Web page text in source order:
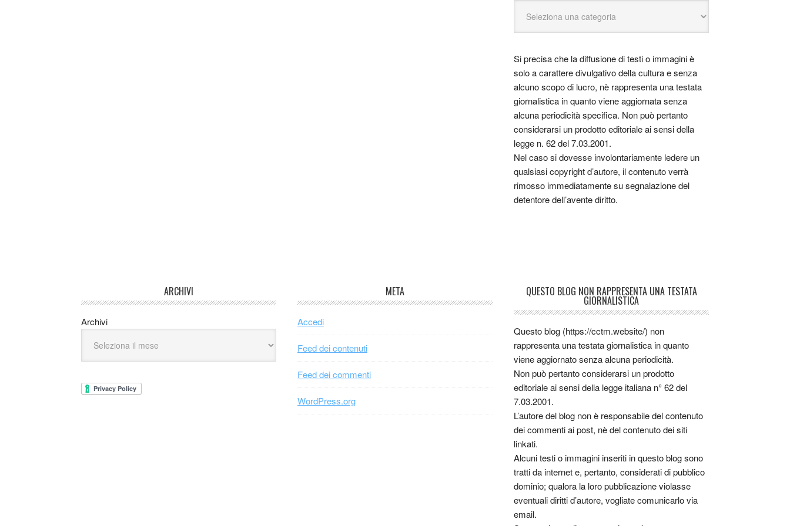
Si precisa che la diffusione di testi o immagini è
solo a carattere divulgativo della cultura e senza
alcuno scopo di lucro, nè rappresenta una testata
giornalistica in quanto viene aggiornata senza
alcuna periodicità specifica. Non può pertanto
considerarsi un prodotto editoriale ai sensi della
legge n. 62 del 7.03.2001.
Nel caso si dovesse involontariamente ledere un
qualsiasi copyright d’autore, il contenuto verrà
rimosso immediatamente su segnalazione del
detentore dell’avente diritto.
ARCHIVI
Archivi
META
Accedi
Feed dei contenuti
Feed dei commenti
WordPress.org
QUESTO BLOG NON RAPPRESENTA UNA TESTATA
GIORNALISTICA
Questo blog (https://cctm.website/) non
rappresenta una testata giornalistica in quanto
viene aggiornato senza alcuna periodicità.
Non può pertanto considerarsi un prodotto
editoriale ai sensi della legge italiana n° 62 del
7.03.2001.
L’autore del blog non è responsabile del contenuto
dei commenti ai post, nè del contenuto dei siti
linkati.
Alcuni testi o immagini inseriti in questo blog sono
tratti da internet e, pertanto, considerati di pubblico
dominio; qualora la loro pubblicazione violasse
eventuali diritti d’autore, vogliate comunicarlo via
email.